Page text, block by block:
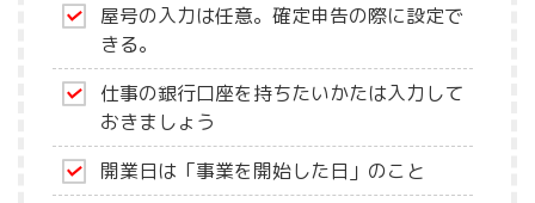
屋号の入力は任意。確定申告の際に設定で
きる。
仕事の銀行口座を持ちたいかたは入力して
おきましょう
開業日は「事業を開始した日」のこと